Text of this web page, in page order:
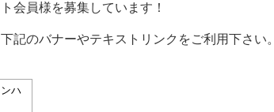
会員様を募集しています！
記のバナーやテキストリンクをご利用下さい。